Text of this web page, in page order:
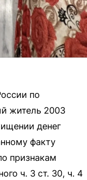
по
житель 2003
денег
факту
признакам
ч. 3 ст. 30, ч. 4